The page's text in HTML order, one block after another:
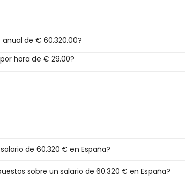
de € 60.320.00?
hora de € 29.00?
de 60.320 € en España?
sobre un salario de 60.320 € en España?